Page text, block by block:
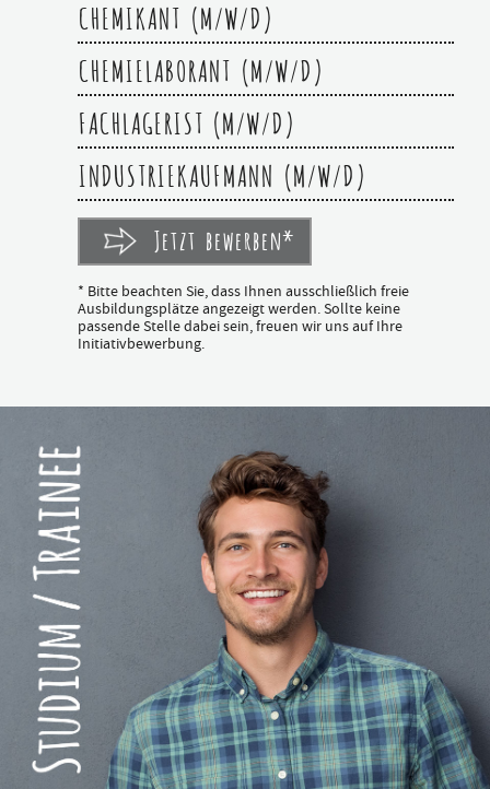
CHEMIKANT (M/W/D)
CHEMIELABORANT (M/W/D)
FACHLAGERIST (M/W/D)
INDUSTRIEKAUFMANN (M/W/D)
Jetzt bewerben*
* Bitte beachten Sie, dass Ihnen ausschließlich freie
Ausbildungsplätze angezeigt werden. Sollte keine
passende Stelle dabei sein, freuen wir uns auf Ihre
Initiativbewerbung.